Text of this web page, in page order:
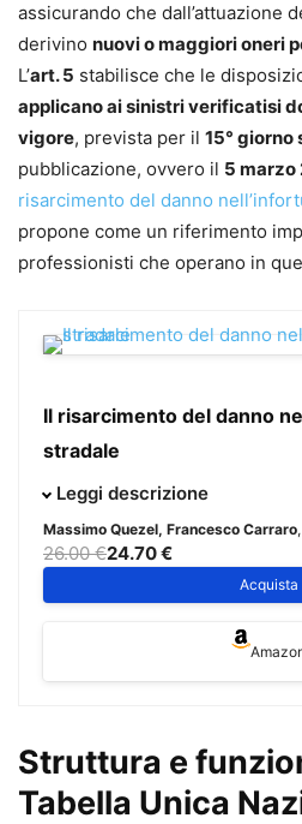
assicurando che dall’attuazione
derivino nuovi o maggiori oneri
L’art. 5 stabilisce che le
applicano ai sinistri verificatisi
vigore, prevista per il 15° giorno
pubblicazione, ovvero il 5 marzo
risarcimento del danno
propone come un riferimento
professionisti che operano in
Il risarcimento del danno
stradale
Questo manuale si pone
“infortunistica” – proponendo una
all’attività di raccolta e
documentazione necessaria a
risarcitorie alla compagnia – e,
clienti e i collaboratori esterni .
glossario dei termini tecnici più
Leggi descrizione
Massimo Quezel, Francesco Carraro
26.00 €24.70 €
Acquista
Struttura e
Tabella Unica